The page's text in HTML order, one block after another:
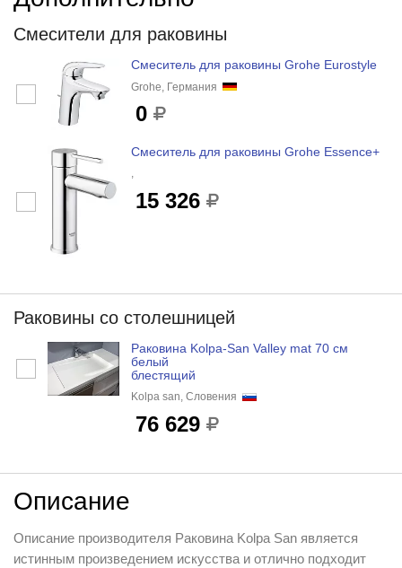
Смесители для раковины
Смеситель для раковины Grohe Eurostyle
Grohe, Германия
0
Смеситель для раковины Grohe Essence+
,
15 326
Раковины со столешницей
Раковина Kolpa-San Valley mat 70 см
белый
блестящий
Kolpa san, Словения
76 629
Описание
Описание производителя Раковина Kolpa San является
истинным произведением искусства и отлично подходит